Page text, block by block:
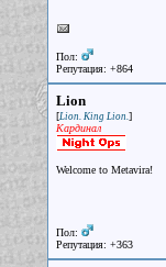
Пол:
Репутация: +864
Lion
[Lion. King Lion.]
Кардинал
Welcome to Metavira!
Пол:
Репутация: +363